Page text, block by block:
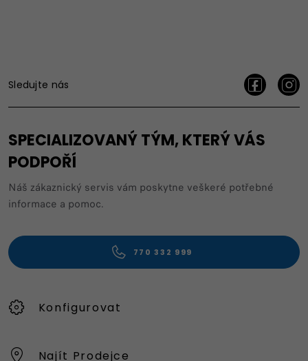
Sledujte nás
SPECIALIZOVANÝ TÝM, KTERÝ VÁS
PODPOŘÍ
Náš zákaznický servis vám poskytne veškeré potřebné
informace a pomoc.
770 332 999
Konfigurovat
Najít Prodejce